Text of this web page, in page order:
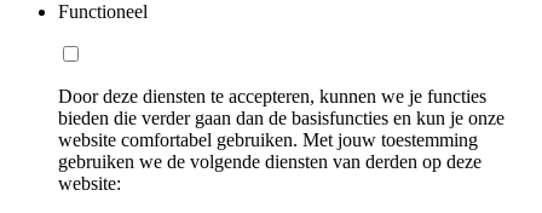
Functioneel
Door deze diensten te accepteren, kunnen we je functies
bieden die verder gaan dan de basisfuncties en kun je onze
website comfortabel gebruiken. Met jouw toestemming
gebruiken we de volgende diensten van derden op deze
website: